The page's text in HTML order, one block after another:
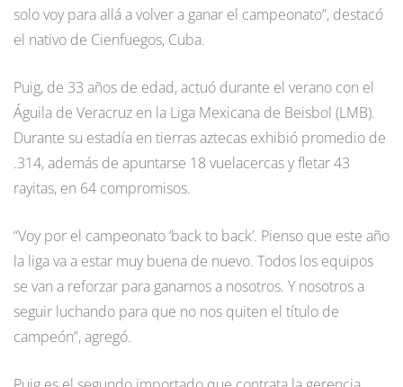
solo voy para allá a volver a ganar el campeonato”, destacó
el nativo de Cienfuegos, Cuba.
Puig, de 33 años de edad, actuó durante el verano con el
Águila de Veracruz en la Liga Mexicana de Beisbol (LMB).
Durante su estadía en tierras aztecas exhibió promedio de
.314, además de apuntarse 18 vuelacercas y fletar 43
rayitas, en 64 compromisos.
“Voy por el campeonato ‘back to back’. Pienso que este año
la liga va a estar muy buena de nuevo. Todos los equipos
se van a reforzar para ganarnos a nosotros. Y nosotros a
seguir luchando para que no nos quiten el título de
campeón”, agregó.